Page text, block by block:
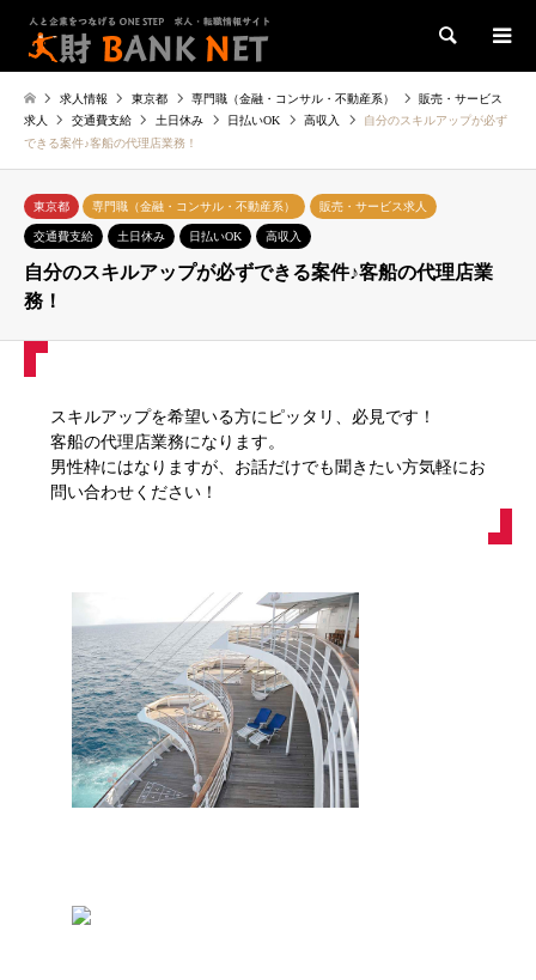
検索
求人情報 東京都 専門職（金融・コンサル・不動産系）
販売・サービス
求人
交通費支給 土日休み 日払いOK 高収入
自分のスキルアップが必ず
できる案件♪客船の代理店業務！
東京都 専門職（金融・コンサル・不動産系） 販売・サービス求人
交通費支給 土日休み 日払いOK 高収入
自分のスキルアップが必ずできる案件♪客船の代理店業
務！
スキルアップを希望いる方にピッタリ、必見です！
客船の代理店業務になります。
男性枠にはなりますが、お話だけでも聞きたい方気軽にお
問い合わせください！